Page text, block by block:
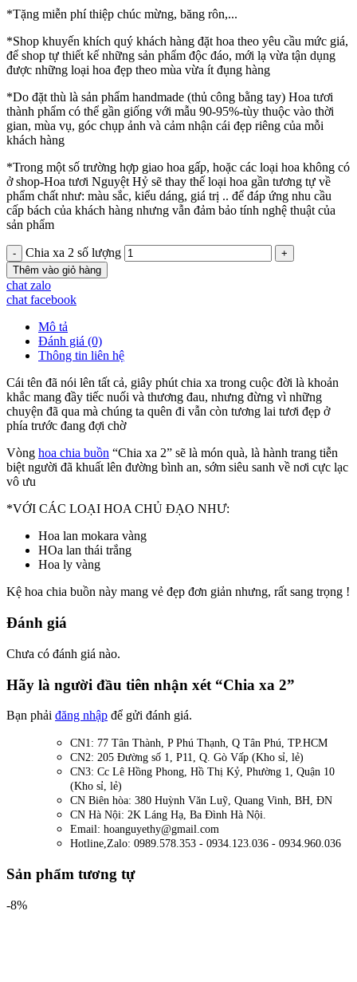
*Tặng miễn phí thiệp chúc mừng, băng rôn,...
*Shop khuyến khích quý khách hàng đặt hoa theo yêu cầu mức giá,
để shop tự thiết kế những sản phẩm độc đáo, mới lạ vừa tận dụng
được những loại hoa đẹp theo mùa vừa ít đụng hàng
*Do đặt thù là sản phẩm handmade (thủ công bằng tay) Hoa tươi
thành phẩm có thể gần giống với mẫu 90-95%-tùy thuộc vào thời
gian, mùa vụ, góc chụp ảnh và cảm nhận cái đẹp riêng của mỗi
khách hàng
*Trong một số trường hợp giao hoa gấp, hoặc các loại hoa không có
ở shop-Hoa tươi Nguyệt Hỷ sẽ thay thế loại hoa gần tương tự về
phẩm chất như: màu sắc, kiểu dáng, giá trị .. để đáp ứng nhu cầu
cấp bách của khách hàng nhưng vẫn đảm bảo tính nghệ thuật của
sản phẩm
Chia xa 2 số lượng
Thêm vào giỏ hàng
chat zalo
chat facebook
Mô tả
Đánh giá (0)
Thông tin liên hệ
Cái tên đã nói lên tất cả, giây phút chia xa trong cuộc đời là khoản
khắc mang đầy tiếc nuối và thương đau, nhưng đừng vì những
chuyện đã qua mà chúng ta quên đi vẫn còn tương lai tươi đẹp ở
phía trước đang đợi chờ
Vòng hoa chia buồn “Chia xa 2” sẽ là món quà, là hành trang tiễn
biệt người đã khuất lên đường bình an, sớm siêu sanh về nơi cực lạc
vô ưu
*VỚI CÁC LOẠI HOA CHỦ ĐẠO NHƯ:
Hoa lan mokara vàng
HOa lan thái trắng
Hoa ly vàng
Kệ hoa chia buồn này mang vẻ đẹp đơn giản nhưng, rất sang trọng !
Đánh giá
Chưa có đánh giá nào.
Hãy là người đầu tiên nhận xét “Chia xa 2”
Bạn phải đăng nhập để gửi đánh giá.
CN1: 77 Tân Thành, P Phú Thạnh, Q Tân Phú, TP.HCM
CN2: 205 Đường số 1, P11, Q. Gò Vấp (Kho sỉ, lẻ)
CN3: Cc Lê Hồng Phong, Hồ Thị Kỷ, Phường 1, Quận 10
(Kho sỉ, lẻ)
CN Biên hòa: 380 Huỳnh Văn Luỹ, Quang Vinh, BH, ĐN
CN Hà Nội: 2K Láng Hạ, Ba Đình Hà Nội.
Email: hoanguyethy@gmail.com
Hotline,Zalo: 0989.578.353 - 0934.123.036 - 0934.960.036
Sản phẩm tương tự
-8%